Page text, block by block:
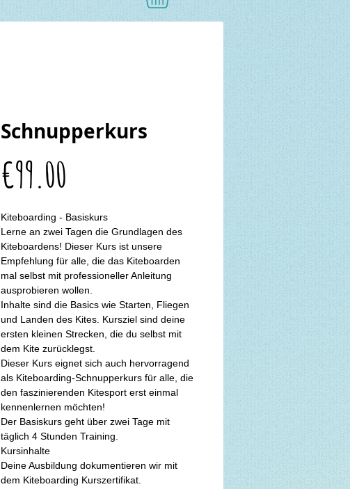
Schnupperkurs
€99.00
Kiteboarding - Basiskurs
Lerne an zwei Tagen die Grundlagen des
Kiteboardens! Dieser Kurs ist unsere
Empfehlung für alle, die das Kiteboarden
mal selbst mit professioneller Anleitung
ausprobieren wollen.
Inhalte sind die Basics wie Starten, Fliegen
und Landen des Kites. Kursziel sind deine
ersten kleinen Strecken, die du selbst mit
dem Kite zurücklegst.
Dieser Kurs eignet sich auch hervorragend
als Kiteboarding-Schnupperkurs für alle, die
den faszinierenden Kitesport erst einmal
kennenlernen möchten!
Der Basiskurs geht über zwei Tage mit
täglich 4 Stunden Training.
Kursinhalte
Deine Ausbildung dokumentieren wir mit
dem Kiteboarding Kurszertifikat.